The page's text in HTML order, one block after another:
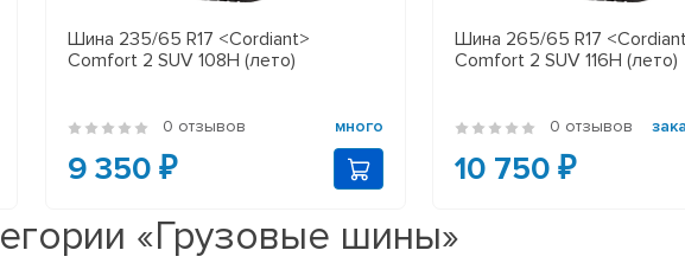
Шина 235/65 R17 <Cordiant>
Comfort 2 SUV 108H (лето)
0 отзывов много
9 350 ₽
Шина 265/65 R17
Comfort 2 SUV 116H (лето)
0 отзывов
10 750 ₽
«Грузовые шины»